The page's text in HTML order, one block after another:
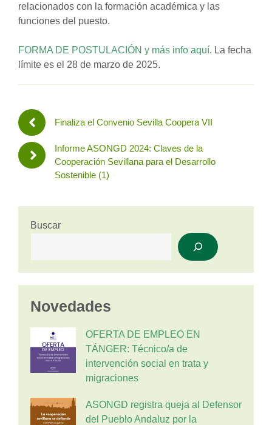
relacionados con la formación académica y las
funciones del puesto.
FORMA DE POSTULACIÓN y más info aquí. La fecha
límite es el 28 de marzo de 2025.
Finaliza el Convenio Sevilla Coopera VII
Informe ASONGD 2024: Claves de la
Cooperación Sevillana para el Desarrollo
Sostenible (1)
Buscar
Novedades
OFERTA DE EMPLEO EN
TÁNGER: Técnico/a de
intervención social en trata y
migraciones
ASONGD registra queja al Defensor
del Pueblo Andaluz por la